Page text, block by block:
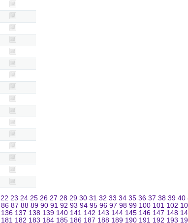
22 23 24 25 26 27 28 29 30 31 32 33 34 35 36 37 38 39 40
86 87 88 89 90 91 92 93 94 95 96 97 98 99 100 101 102
136 137 138 139 140 141 142 143 144 145 146 147 148
181 182 183 184 185 186 187 188 189 190 191 192 193